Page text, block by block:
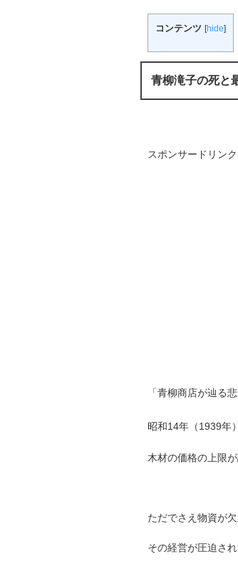
コンテンツ [hide]
青柳滝子の死と
スポンサードリンク
「青柳商店が辿る
昭和14年（1939年
木材の価格の上限
ただでさえ物資が
その経営が圧迫され